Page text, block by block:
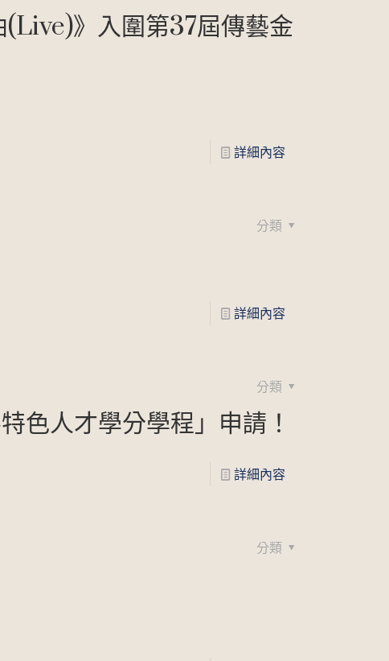
(Live)》入圍第37屆傳藝金
詳細內容
分類
詳細內容
分類
色人才學分學程」申請！
詳細內容
分類